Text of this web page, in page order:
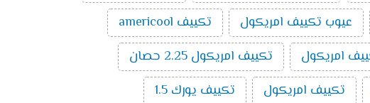
عيوب تكييف امريكول
تكييف americool
امريكول
تكييف امريكول 2.25 حصان
تكييف امريكول
تكييف يورك 1.5